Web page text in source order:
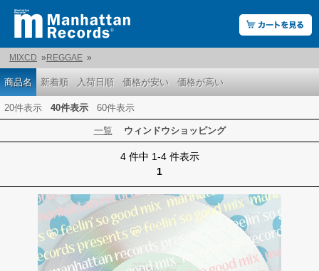
MIXCD » REGGAE »
商品名 新着順 入荷日順 価格が安い 価格が高い
20件表示 40件表示 60件表示
一覧 ウィンドウショッピング
4 件中 1-4 件表示
1